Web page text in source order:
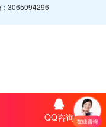
3065094296
QQ咨询